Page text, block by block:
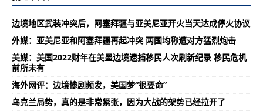
边境地区武装冲突后，阿塞拜疆与亚美尼亚开火当天达成停火协议
外媒：亚美尼亚和阿塞拜疆再起冲突 两国均称遭对方猛烈炮击
美媒：美国2022财年在美墨边境逮捕移民人次刷新纪录 移民危机
前所未有
海外网评：边境惨剧频发，美国梦“很要命”
乌克兰局势，真的是非常紧张，因为大战的架势已经拉开了